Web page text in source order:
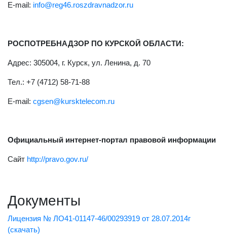
E-mail: info@reg46.roszdravnadzor.ru
РОСПОТРЕБНАДЗОР ПО КУРСКОЙ ОБЛАСТИ:
Адрес: 305004, г. Курск, ул. Ленина, д. 70
Тел.: +7 (4712) 58-71-88
E-mail: cgsen@kursktelecom.ru
Официальный интернет-портал правовой информации
Сайт http://pravo.gov.ru/
Документы
Лицензия № ЛО41-01147-46/00293919 от 28.07.2014г
(скачать)